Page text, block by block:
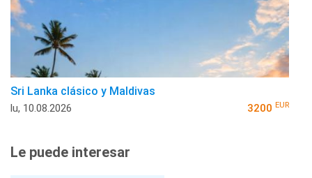
Sri Lanka clásico y Maldivas
lu, 10.08.2026 3200 EUR
Le puede interesar